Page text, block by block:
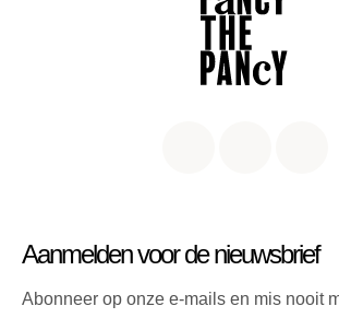
Aanmelden voor de nieuwsbrief
Abonneer op onze e-mails en mis nooit